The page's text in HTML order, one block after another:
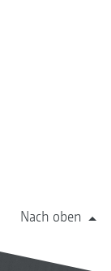
Nach oben